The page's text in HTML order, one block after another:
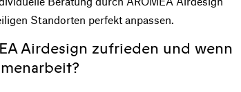
Standorten perfekt anpassen.
Airdesign zufrieden und wenn